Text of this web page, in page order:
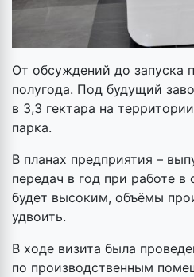
От обсуждений до запуска
полугода. Под будущий
в 3,3 гектара на
парка.
В планах предприятия –
передач в год при работе в
будет высоким, объёмы
удвоить.
В ходе визита была
по производственным